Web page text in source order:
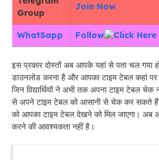
Group
Join Now
WhatSapp Follow
इस प्रकार दोस्तों अब आपके यहां से पता चल गया
डाउनलोड करना है और आपका टाइम टेबल कहां
जिन विद्यार्थियों ने अभी तक अपना टाइम टेबल चेक
से अपने टाइम टेबल को आसानी से चेक कर सकते हैं।
को आपका टाइम टेबल देखने को मिल जाएगा। अब
करने की आवश्यकता नहीं है।